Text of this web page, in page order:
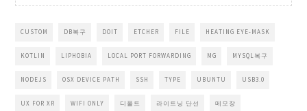
CUSTOM DB복구 DOIT ETCHER FILE HEATING EYE-MASK
KOTLIN LIPHOBIA LOCAL PORT FORWARDING MG MYSQL복구
NODEJS OSX DEVICE PATH SSH TYPE UBUNTU USB3.0
UX FOR XR WIFI ONLY 디폴트 라이트닝 단선 메모장